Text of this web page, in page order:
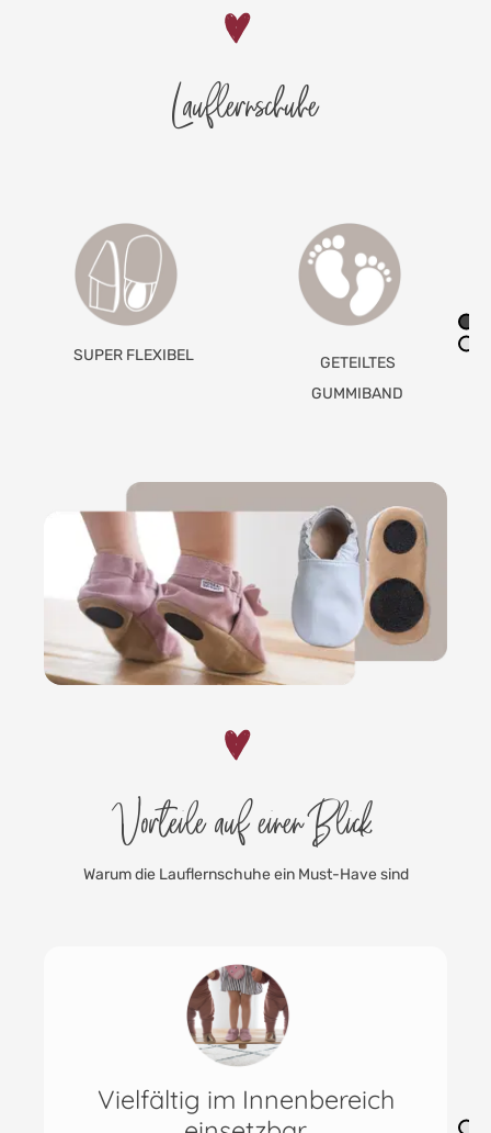
Lauflernschuhe
GETEILTES
MIT ANTI-RUTSCH-
Vorteile auf einen Blick
Warum die Lauflernschuhe ein Must-Have sind
Flexibel & hochwertige